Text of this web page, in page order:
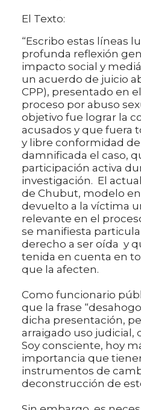
El Texto:
“Escribo estas líneas
profunda reflexión
impacto social y
un acuerdo de juicio
CPP), presentado en
proceso por abuso
objetivo fue lograr la
acusados y que fuera
y libre conformidad de
damnificada el caso,
participación activa
investigación. El
de Chubut, modelo en
devuelto a la víctima
relevante en el
se manifiesta
derecho a ser oída y
tenida en cuenta en
que la afecten.
Como funcionario
que la frase
dicha presentación,
arraigado uso judicial,
Soy consciente, hoy
importancia que
instrumentos de
deconstrucción de